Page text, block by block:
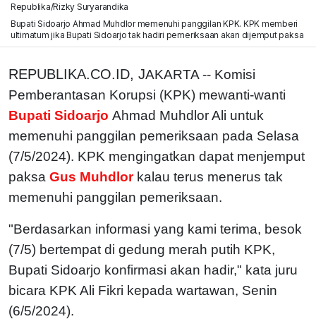
Republika/Rizky Suryarandika
Bupati Sidoarjo Ahmad Muhdlor memenuhi panggilan KPK. KPK memberi
ultimatum jika Bupati Sidoarjo tak hadiri pemeriksaan akan dijemput paksa
REPUBLIKA.CO.ID, JAKARTA -- Komisi
Pemberantasan Korupsi (KPK) mewanti-wanti
Bupati Sidoarjo Ahmad Muhdlor Ali untuk
memenuhi panggilan pemeriksaan pada Selasa
(7/5/2024). KPK mengingatkan dapat menjemput
paksa Gus Muhdlor kalau terus menerus tak
memenuhi panggilan pemeriksaan.
"Berdasarkan informasi yang kami terima, besok
(7/5) bertempat di gedung merah putih KPK,
Bupati Sidoarjo konfirmasi akan hadir," kata juru
bicara KPK Ali Fikri kepada wartawan, Senin
(6/5/2024).